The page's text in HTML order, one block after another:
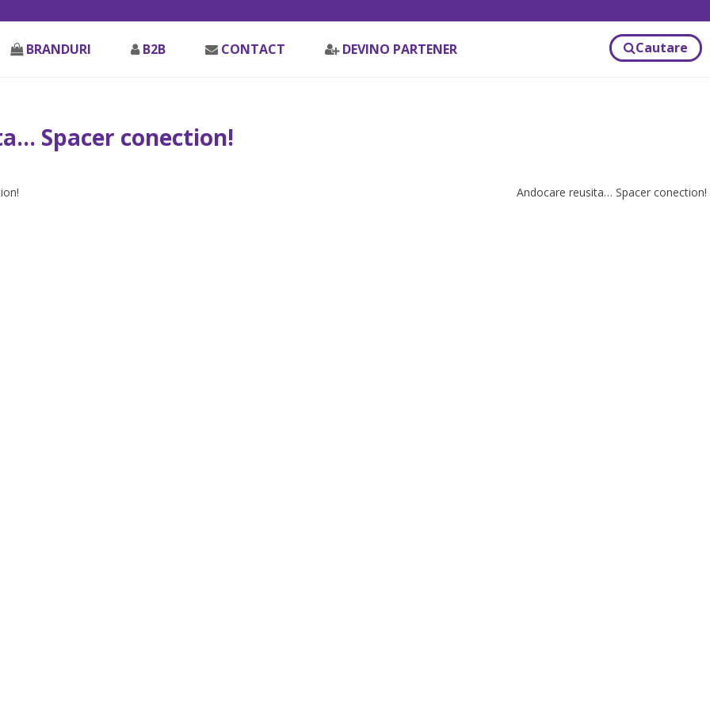
BRANDURI B2B CONTACT DEVINO PARTENER Cautare
Spacer conection!
Andocare reusita… Spacer conection!